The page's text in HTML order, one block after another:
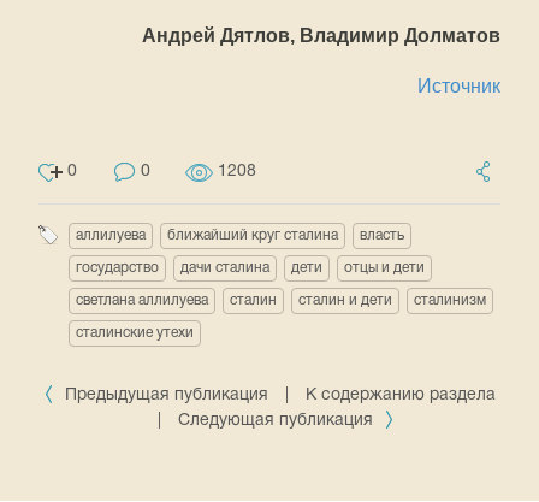
Андрей Дятлов, Владимир Долматов
Источник
0 0 1208
аллилуева ближайший круг сталина власть
государство дачи сталина дети отцы и дети
светлана аллилуева сталин сталин и дети сталинизм
сталинские утехи
Предыдущая публикация
К содержанию раздела
Следующая публикация